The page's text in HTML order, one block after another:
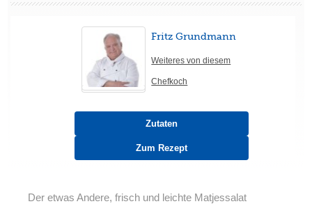
Fritz Grundmann
Weiteres von diesem
Chefkoch
Zutaten
Zum Rezept
Der etwas Andere, frisch und leichte Matjessalat